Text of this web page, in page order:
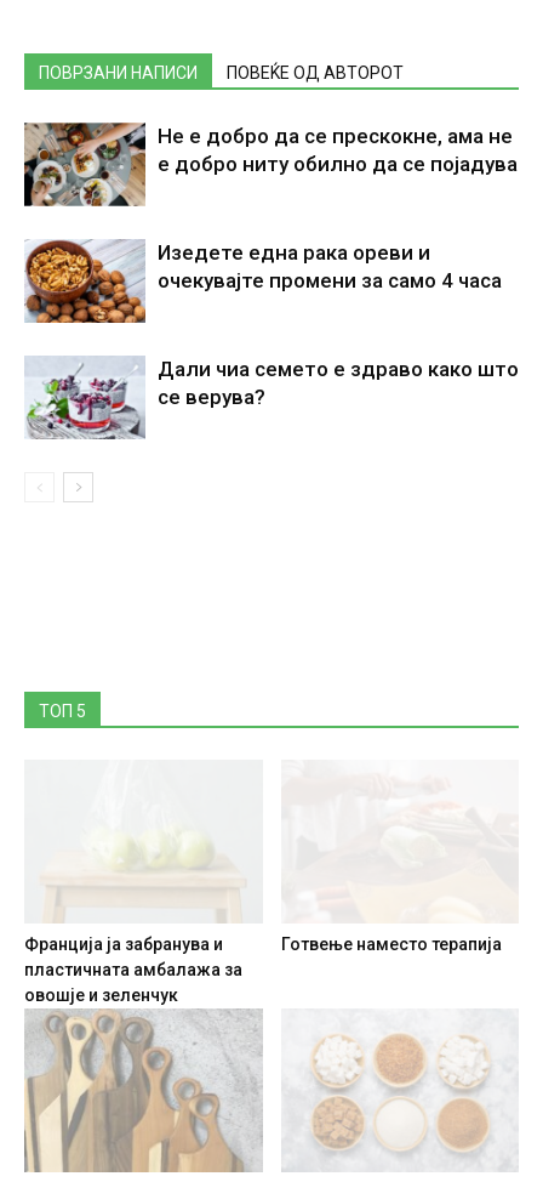
ПОВРЗАНИ НАПИСИ ПОВЕЌЕ ОД АВТОРОТ
Не е добро да се прескокне, ама не
е добро ниту обилно да се појадува
Изедете една рака ореви и
очекувајте промени за само 4 часа
Дали чиа семето е здраво како што
се верува?
ТОП 5
Франција ја забранува и
пластичната амбалажа за
овошје и зеленчук
Готвење наместо терапија